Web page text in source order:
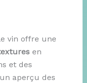
vin offre une
en
et des
aperçu des